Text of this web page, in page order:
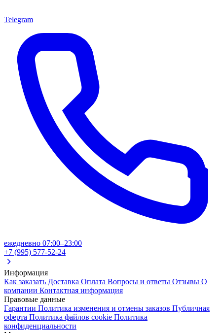
Telegram
ежедневно 07:00–23:00
+7 (995) 577-52-24
Информация
Как заказать Доставка Оплата Вопросы и ответы Отзывы О
компании Контактная информация
Правовые данные
Гарантии Политика изменения и отмены заказов Публичная
оферта Политика файлов cookie Политика
конфиденциальности